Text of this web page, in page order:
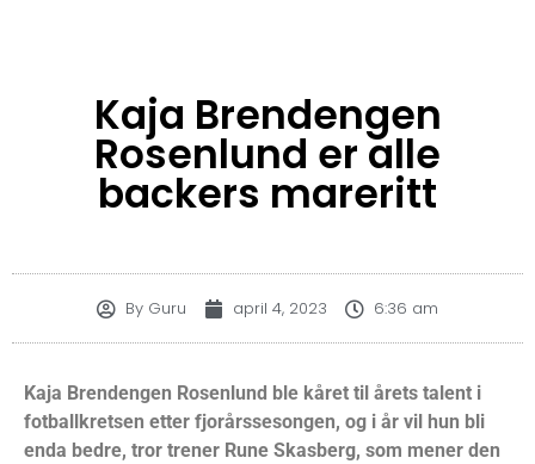
Kaja Brendengen
Rosenlund er alle
backers mareritt
By Guru april 4, 2023 6:36 am
Kaja Brendengen Rosenlund ble kåret til årets talent i
fotballkretsen etter fjorårssesongen, og i år vil hun bli
enda bedre, tror trener Rune Skasberg, som mener den